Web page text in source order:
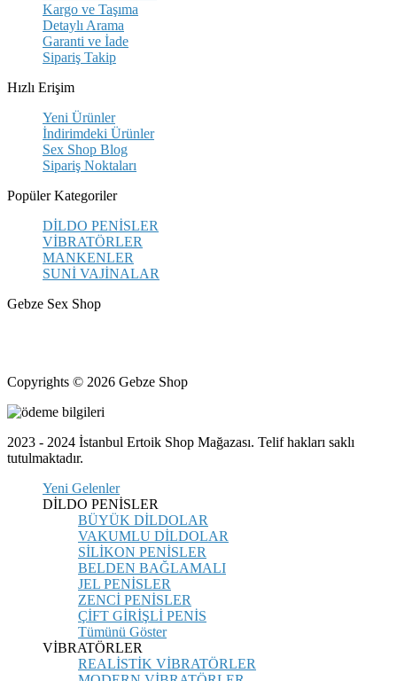
Kargo ve Taşıma
Detaylı Arama
Garanti ve İade
Sipariş Takip
Hızlı Erişim
Yeni Ürünler
İndirimdeki Ürünler
Sex Shop Blog
Sipariş Noktaları
Popüler Kategoriler
DİLDO PENİSLER
VİBRATÖRLER
MANKENLER
SUNİ VAJİNALAR
Gebze Sex Shop
Copyrights © 2026 Gebze Shop
2023 - 2024 İstanbul Ertoik Shop Mağazası. Telif hakları saklı
tutulmaktadır.
Yeni Gelenler
DİLDO PENİSLER
BÜYÜK DİLDOLAR
VAKUMLU DİLDOLAR
SİLİKON PENİSLER
BELDEN BAĞLAMALI
JEL PENİSLER
ZENCİ PENİSLER
ÇİFT GİRİŞLİ PENİS
Tümünü Göster
VİBRATÖRLER
REALİSTİK VİBRATÖRLER